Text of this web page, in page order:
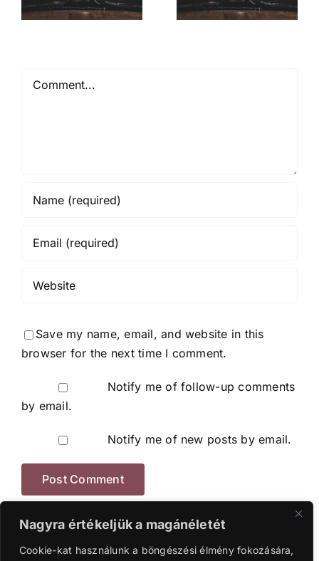
Nagyra értékeljük a magánéletét
Cookie-kat használunk a böngészési élmény fokozására,
Save my name, email, and website in this
browser for the next time I comment.
Notify me of follow-up comments
by email.
Notify me of new posts by email.